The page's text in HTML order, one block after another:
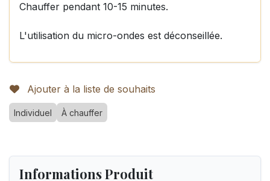
Chauffer pendant 10-15 minutes.
L'utilisation du micro-ondes est déconseillée.
Ajouter à la liste de souhaits
Individuel À chauffer
Informations Produit